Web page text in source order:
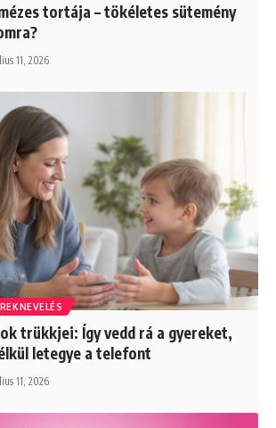
tortája – tökéletes sütemény
11, 2026
trükkjei: Így vedd rá a gyereket,
letegye a telefont
11, 2026